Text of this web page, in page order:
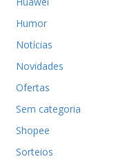
Humor
Notícias
Novidades
Ofertas
Sem categoria
Shopee
Sorteios